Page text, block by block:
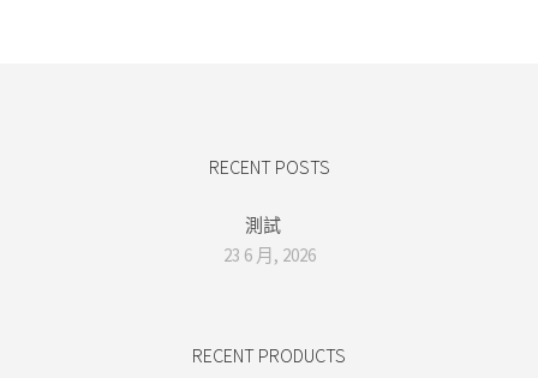
RECENT POSTS
測試
23 6 月, 2026
RECENT PRODUCTS